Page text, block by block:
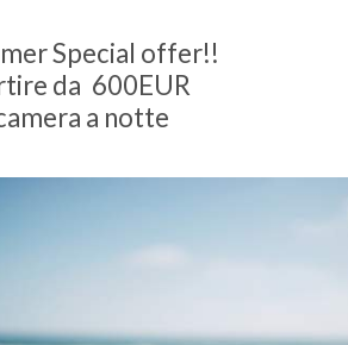
Special offer!!
da 600EUR
a notte